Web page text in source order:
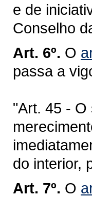
e de
Conselho
Art. 6º. O
passa a
"Art. 45 - O
do interior,
Art. 7º. O